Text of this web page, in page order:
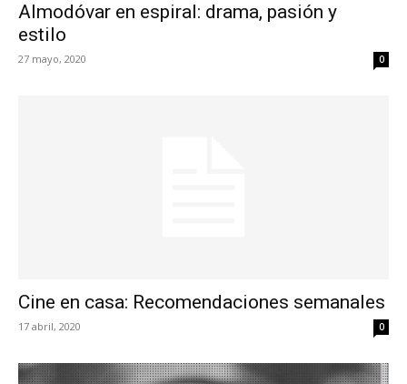
Almodóvar en espiral: drama, pasión y
estilo
27 mayo, 2020 0
Cine en casa: Recomendaciones semanales
17 abril, 2020 0